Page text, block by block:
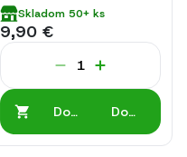
Skladom 50+ ks
9,90 €
Do
Do